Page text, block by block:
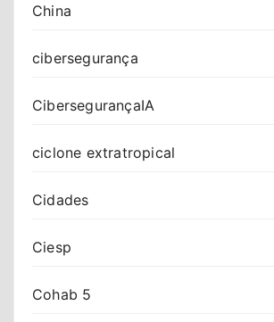
China
cibersegurança
CibersegurançaIA
ciclone extratropical
Cidades
Ciesp
Cohab 5